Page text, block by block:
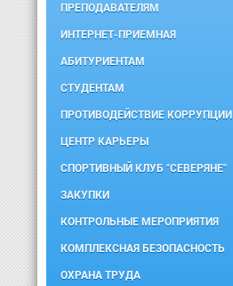
ПРЕПОДАВАТЕЛЯМ
ИНТЕРНЕТ-ПРИЕМНАЯ
АБИТУРИЕНТАМ
СТУДЕНТАМ
ПРОТИВОДЕЙСТВИЕ КОРРУПЦИИ
ЦЕНТР КАРЬЕРЫ
СПОРТИВНЫЙ КЛУБ "СЕВЕРЯНЕ"
ЗАКУПКИ
КОНТРОЛЬНЫЕ МЕРОПРИЯТИЯ
КОМПЛЕКСНАЯ БЕЗОПАСНОСТЬ
ОХРАНА ТРУДА